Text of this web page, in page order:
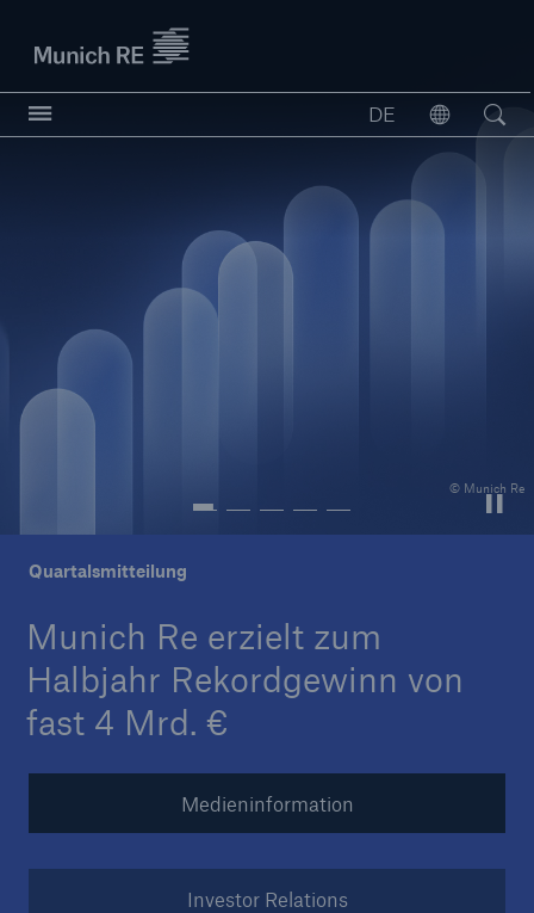
DE
Öffnen
© Munich Re
Quartalsmitteilung
Munich Re erzielt zum
Halbjahr Rekordgewinn von
fast 4 Mrd. €
Medieninformation
Investor Relations
Open
Versicherer
Unsere Lösungen für Versicherer
Tech Trend Radar 2026
Our expert perspective for insurance